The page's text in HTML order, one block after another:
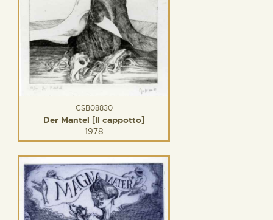
GSB08830
Der Mantel [Il cappotto]
1978